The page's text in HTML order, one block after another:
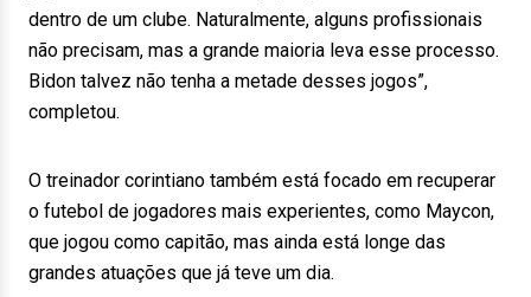
dentro de um clube. Naturalmente, alguns profissionais
não precisam, mas a grande maioria leva esse processo.
Bidon talvez não tenha a metade desses jogos”,
completou.
O treinador corintiano também está focado em recuperar
o futebol de jogadores mais experientes, como Maycon,
que jogou como capitão, mas ainda está longe das
grandes atuações que já teve um dia.